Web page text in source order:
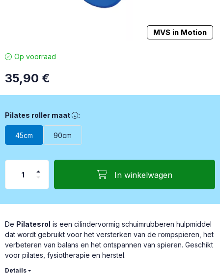
MVS in Motion
Op voorraad
35,90 €
Pilates roller maat, Selectie: 45 cm lang / 15 cm diameter 90
Pilates roller maat :
45cm 90cm
In winkelwagen
De Pilatesrol is een cilindervormig schuimrubberen hulpmiddel
dat wordt gebruikt voor het versterken van de rompspieren, het
verbeteren van balans en het ontspannen van spieren. Geschikt
voor pilates, fysiotherapie en herstel.
Details